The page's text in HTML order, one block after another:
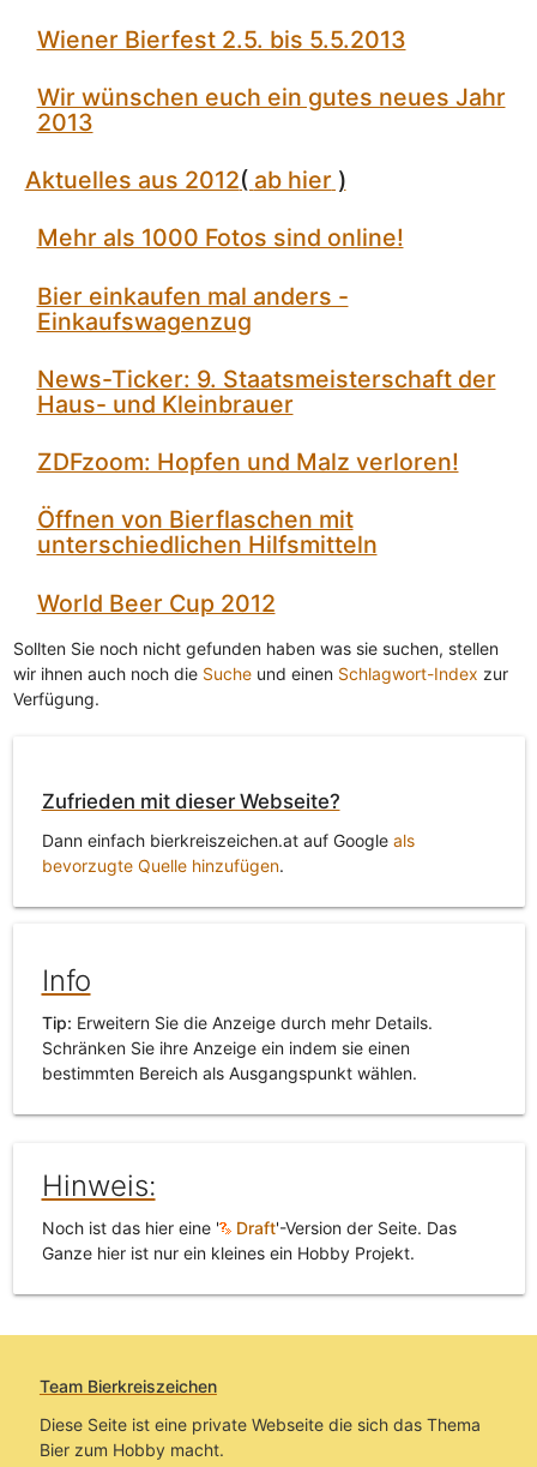
Wiener Bierfest 2.5. bis 5.5.2013
Wir wünschen euch ein gutes neues Jahr
2013
Aktuelles aus 2012( ab hier)
Mehr als 1000 Fotos sind online!
Bier einkaufen mal anders -
Einkaufswagenzug
News-Ticker: 9. Staatsmeisterschaft der
Haus- und Kleinbrauer
ZDFzoom: Hopfen und Malz verloren!
Öffnen von Bierflaschen mit
unterschiedlichen Hilfsmitteln
World Beer Cup 2012
Sollten Sie noch nicht gefunden haben was sie suchen, stellen
wir ihnen auch noch die Sucheund einen Schlagwort-Index zur
Verfügung.
Zufrieden mit dieser Webseite?
Dann einfach bierkreiszeichen.at auf Google als
bevorzugte Quelle hinzufügen.
Info
Tip: Erweitern Sie die Anzeige durch mehr Details.
Schränken Sie ihre Anzeige ein indem sie einen
bestimmten Bereich als Ausgangspunkt wählen.
Hinweis:
Noch ist das hier eine ' Draft'-Version der Seite. Das
Ganze hier ist nur ein kleines ein Hobby Projekt.
Team Bierkreiszeichen
Diese Seite ist eine private Webseite die sich das Thema
Bier zum Hobby macht.